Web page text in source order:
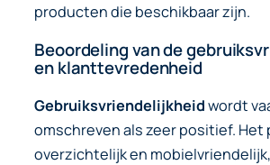
producten die beschikbaar zijn.
Beoordeling van de
en klanttevredenheid
Gebruiksvriendelijkheidwordt
omschreven als zeer positief. Het
overzichtelijk en